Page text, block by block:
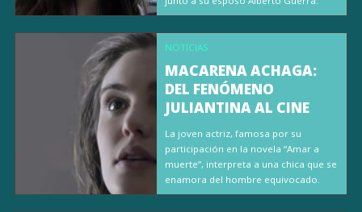
NOTICIAS
MACARENA ACHAGA:
DEL FENÓMENO
JULIANTINA AL CINE
La joven actriz, famosa por su
participación en la novela “Amar a
muerte”, interpreta a una chica que se
enamora del hombre equivocado.